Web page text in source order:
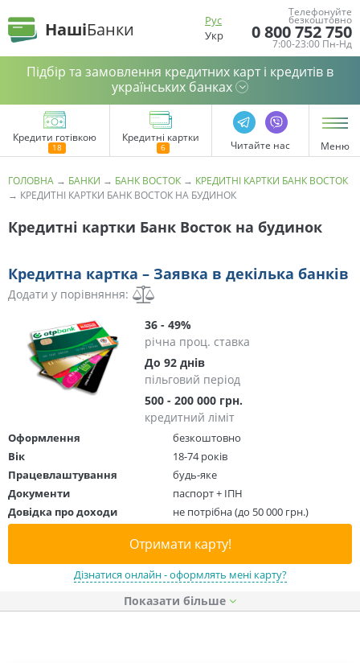
НашіБанки
Рус
Укр
Телефонуйте
безкоштовно
0 800 752 750
7:00-23:00 Пн-Нд
Підбір та замовлення кредитних карт і кредитів в
українських банках
Кредити готівкою Кредитні картки
Читайте нас Меню
ГОЛОВНА → БАНКИ → БАНК ВОСТОК → КРЕДИТНІ КАРТКИ БАНК ВОСТОК
→ КРЕДИТНІ КАРТКИ БАНК ВОСТОК НА БУДИНОК
Кредитні картки Банк Восток на будинок
Кредитна картка – Заявка в декілька банків
Додати у порівняння:
36 - 49%
річна проц. ставка
До 92 днів
пільговий період
500 - 200 000 грн.
кредитний ліміт
Оформлення
безкоштовно
Вік
18-74 років
Працевлаштування
будь-яке
Документи
паспорт + ІПН
Довідка про доходи
не потрібна (до 50 000 грн.)
Отримати карту!
Дізнатися онлайн - оформлять мені карту?
Показати